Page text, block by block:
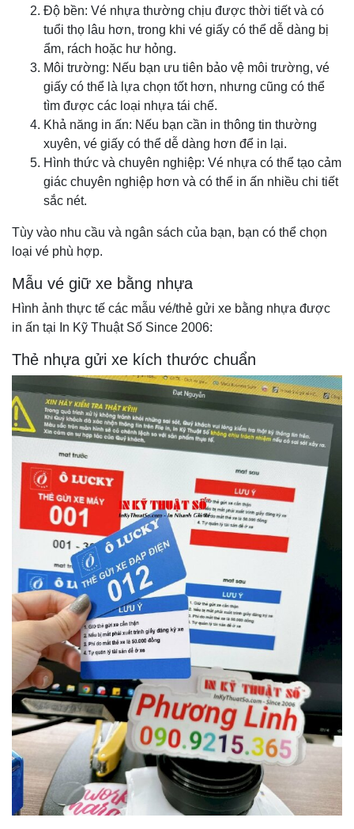
Độ bền: Vé nhựa thường chịu được thời tiết và có
tuổi thọ lâu hơn, trong khi vé giấy có thể dễ dàng bị
ẩm, rách hoặc hư hỏng.
Môi trường: Nếu bạn ưu tiên bảo vệ môi trường, vé
giấy có thể là lựa chọn tốt hơn, nhưng cũng có thể
tìm được các loại nhựa tái chế.
Khả năng in ấn: Nếu bạn cần in thông tin thường
xuyên, vé giấy có thể dễ dàng hơn để in lại.
Hình thức và chuyên nghiệp: Vé nhựa có thể tạo cảm
giác chuyên nghiệp hơn và có thể in ấn nhiều chi tiết
sắc nét.
Tùy vào nhu cầu và ngân sách của bạn, bạn có thể chọn
loại vé phù hợp.
Mẫu vé giữ xe bằng nhựa
Hình ảnh thực tế các mẫu vé/thẻ gửi xe bằng nhựa được
in ấn tại In Kỹ Thuật Số Since 2006:
Thẻ nhựa gửi xe kích thước chuẩn